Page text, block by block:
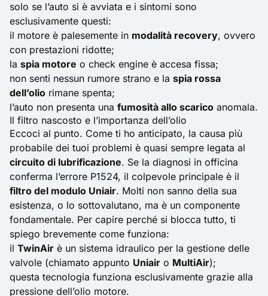
solo se l’auto si è avviata e i sintomi sono
esclusivamente questi:
il motore è palesemente in modalità recovery, ovvero
con prestazioni ridotte;
la spia motore o check engine è accesa fissa;
non senti nessun rumore strano e la spia rossa
dell’olio rimane spenta;
l’auto non presenta una fumosità allo scarico anomala.
Il filtro nascosto e l’importanza dell’olio
Eccoci al punto. Come ti ho anticipato, la causa più
probabile dei tuoi problemi è quasi sempre legata al
circuito di lubrificazione. Se la diagnosi in officina
conferma l’errore P1524, il colpevole principale è il
filtro del modulo Uniair. Molti non sanno della sua
esistenza, o lo sottovalutano, ma è un componente
fondamentale. Per capire perché si blocca tutto, ti
spiego brevemente come funziona:
il TwinAir è un sistema idraulico per la gestione delle
valvole (chiamato appunto Uniair o MultiAir);
questa tecnologia funziona esclusivamente grazie alla
pressione dell’olio motore.